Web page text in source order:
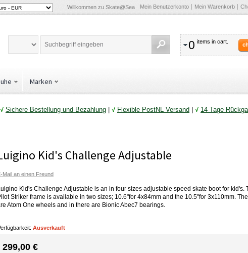
Willkommen zu Skate@Sea Mein Benutzerkonto Mein Warenkorb
0 items in cart.
Marken
√ Sichere Bestellung und Bezahlung √ Flexible PostNL Versand √ 14 Tage
Kid's Challenge Adjustable
Mail an einen Freund
Kid's Challenge Adjustable is an in four sizes adjustable speed skate boot for kid's.
Striker frame is available in two sizes; 10.6"for 4x84mm and the 10.5"for 3x110mm.
Atom One wheels and in there are Bionic Abec7 bearings.
Ausverkauft
299,00 €